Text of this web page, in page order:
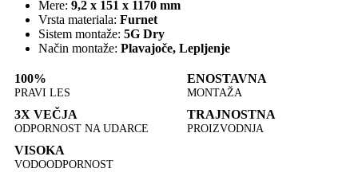
Mere: 9,2 x 151 x 1170 mm
Vrsta materiala: Furnet
Sistem montaže: 5G Dry
Način montaže: Plavajoče, Lepljenje
100%
PRAVI LES
ENOSTAVNA
MONTAŽA
3X VEČJA
ODPORNOST NA UDARCE
TRAJNOSTNA
PROIZVODNJA
VISOKA
VODOODPORNOST